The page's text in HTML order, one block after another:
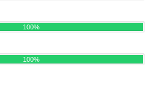
100%
100%